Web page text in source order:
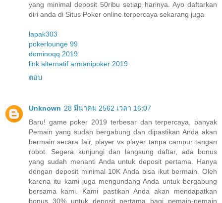
yang minimal deposit 50ribu setiap harinya. Ayo daftarkan
diri anda di Situs Poker online terpercaya sekarang juga
lapak303
pokerlounge 99
dominoqq 2019
link alternatif armanipoker 2019
ตอบ
Unknown 28 มีนาคม 2562 เวลา 16:07
Baru! game poker 2019 terbesar dan terpercaya, banyak
Pemain yang sudah bergabung dan dipastikan Anda akan
bermain secara fair, player vs player tanpa campur tangan
robot. Segera kunjungi dan langsung daftar, ada bonus
yang sudah menanti Anda untuk deposit pertama. Hanya
dengan deposit minimal 10K Anda bisa ikut bermain. Oleh
karena itu kami juga mengundang Anda untuk bergabung
bersama kami. Kami pastikan Anda akan mendapatkan
bonus 30% untuk deposit pertama bagi pemain-pemain